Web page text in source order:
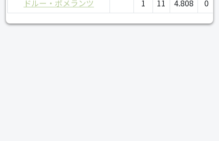
ドルー・ポメランツ
1 11 4.808 0